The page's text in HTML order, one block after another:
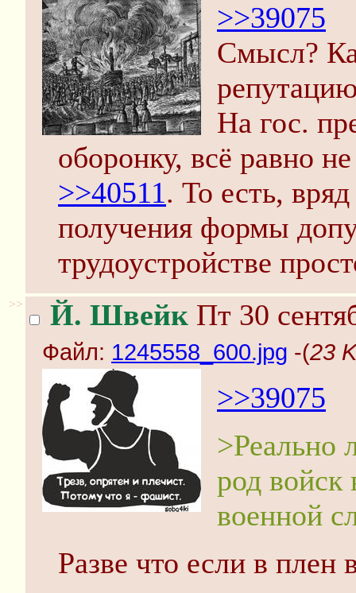
>>39075
Смысл?
На гос.
оборонку, всё равно
>>40511. То есть,
получения формы
трудоустройстве
>> Й. Швейк Пт 30
Файл: 1245558_600.jpg -(23
>>39075
>Реально
род войск
военной
Разве что если в плен